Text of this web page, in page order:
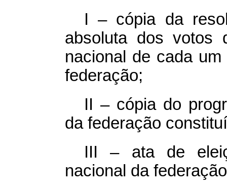
I – cópia da
absoluta dos votos
nacional de cada
federação;
II – cópia do
da federação
III – ata de
nacional da